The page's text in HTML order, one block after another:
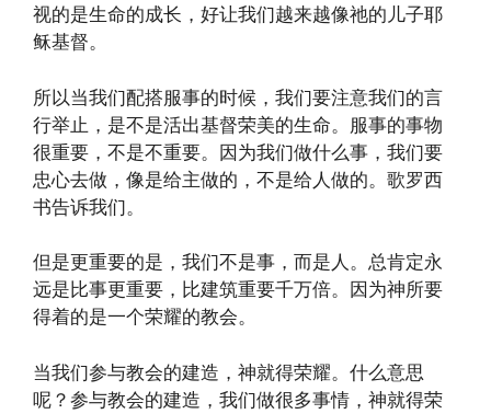
视的是生命的成长，好让我们越来越像祂的儿子耶
稣基督。
所以当我们配搭服事的时候，我们要注意我们的言
行举止，是不是活出基督荣美的生命。服事的事物
很重要，不是不重要。因为我们做什么事，我们要
忠心去做，像是给主做的，不是给人做的。歌罗西
书告诉我们。
但是更重要的是，我们不是事，而是人。总肯定永
远是比事更重要，比建筑重要千万倍。因为神所要
得着的是一个荣耀的教会。
当我们参与教会的建造，神就得荣耀。什么意思
呢？参与教会的建造，我们做很多事情，神就得荣